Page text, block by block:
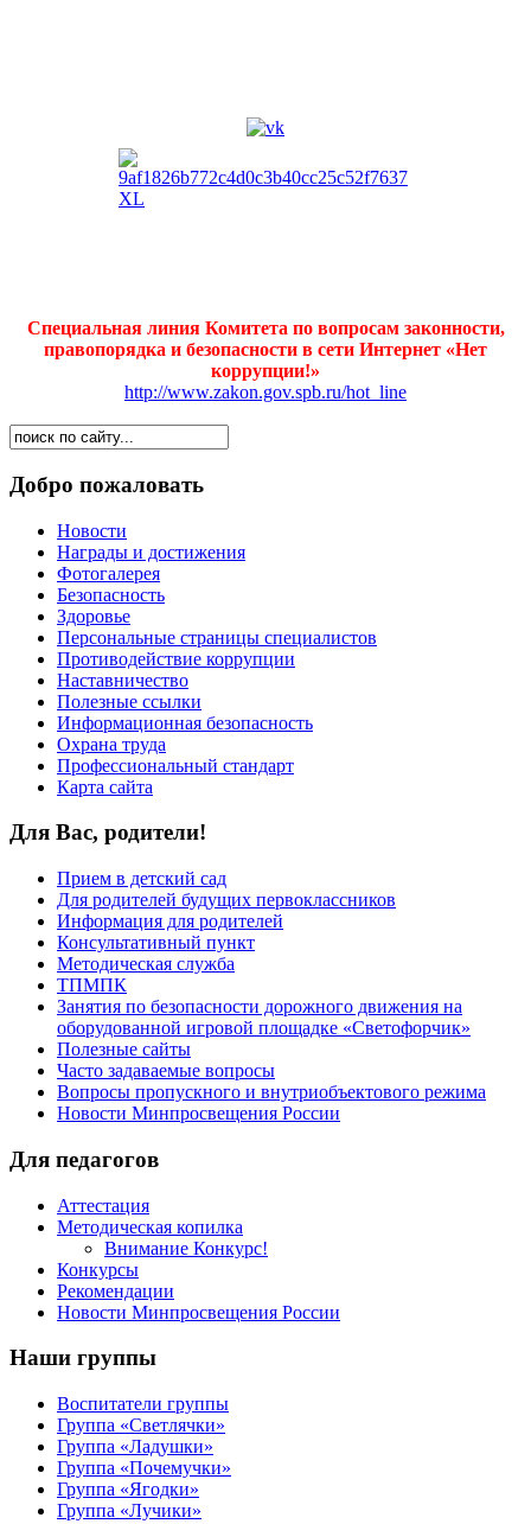
Специальная линия Комитета по вопросам законности,
правопорядка и безопасности в сети Интернет «Нет
коррупции!»
http://www.zakon.gov.spb.ru/hot_line
Добро пожаловать
Новости
Награды и достижения
Фотогалерея
Безопасность
Здоровье
Персональные страницы специалистов
Противодействие коррупции
Наставничество
Полезные ссылки
Информационная безопасность
Охрана труда
Профессиональный стандарт
Карта сайта
Для Вас, родители!
Прием в детский сад
Для родителей будущих первоклассников
Информация для родителей
Консультативный пункт
Методическая служба
ТПМПК
Занятия по безопасности дорожного движения на
оборудованной игровой площадке «Светофорчик»
Полезные сайты
Часто задаваемые вопросы
Вопросы пропускного и внутриобъектового режима
Новости Минпросвещения России
Для педагогов
Аттестация
Методическая копилка
Внимание Конкурс!
Конкурсы
Рекомендации
Новости Минпросвещения России
Наши группы
Воспитатели группы
Группа «Светлячки»
Группа «Ладушки»
Группа «Почемучки»
Группа «Ягодки»
Группа «Лучики»